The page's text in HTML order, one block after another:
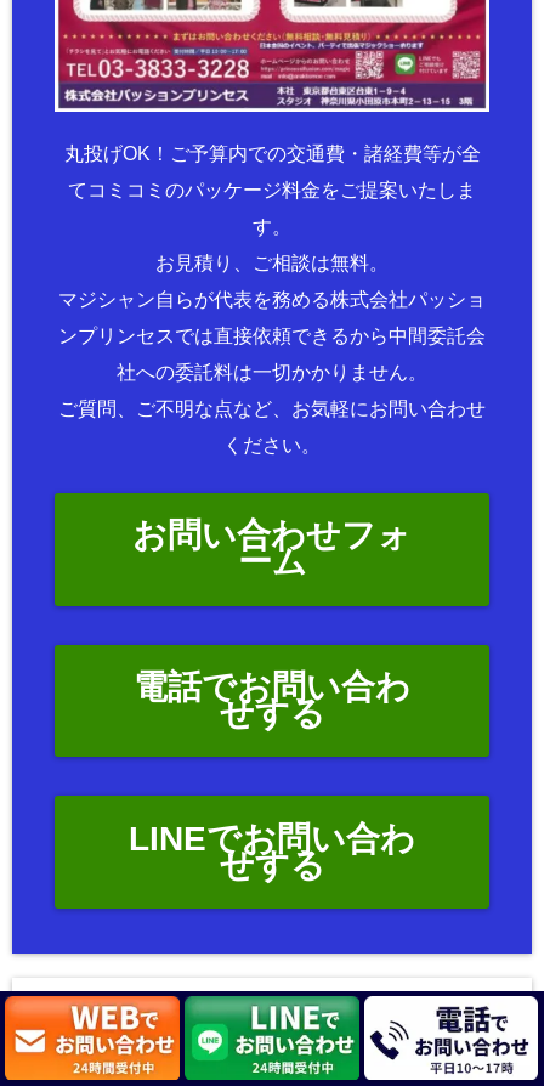
丸投げOK！ご予算内での交通費・諸経費等が全
てコミコミのパッケージ料金をご提案いたしま
す。
お見積り、ご相談は無料。
マジシャン自らが代表を務める株式会社パッショ
ンプリンセスでは直接依頼できるから中間委託会
社への委託料は一切かかりません。
ご質問、ご不明な点など、お気軽にお問い合わせ
ください。
お問い合わせフォ
ーム
電話でお問い合わ
せする
LINEでお問い合わ
せする
この記事を書いている人 -WRITER